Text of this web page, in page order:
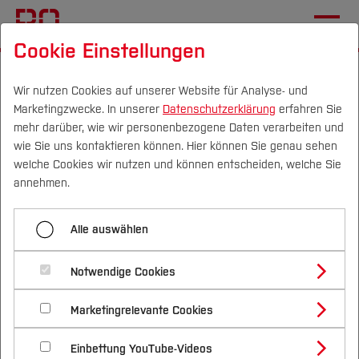
Campus Personen DE|EN Quicklinks
Studium
Studienangebote
Bachelorstudiengänge
Masterstudiengänge
Vor dem Studium
Bewerben & Einschreiben
Bewerbungsportal
Im Studium
Studienbüros und Prüfungen
Nach dem Studium
Forschung & Transfer
Profil
Forschungs- und Transferprofil
Schwerpunkte (FuT)
Beratung & Förderung
Nachhaltigkeit
Nachhaltigkeit studieren
International
Mechatronik und Maschinenbau
Team Team
Dipl.-Ing. Dirk Mohr
Lehr-/Fachgebiet:
und Technische Bildverarbeitung
Labor für Steuerungstechnik und
Technische Bildverarbeitung
Funktionen
Cookie Einstellungen
Wir nutzen Cookies auf unserer Website für Analyse- und
Marketingzwecke. In unserer Datenschutzerklärung erfahren Sie
mehr darüber, wie wir personenbezogene Daten verarbeiten und
wie Sie uns kontaktieren können. Hier können Sie genau sehen
welche Cookies wir nutzen und können entscheiden, welche Sie
annehmen.
Alle auswählen
Notwendige Cookies
Marketingrelevante Cookies
Einbettung YouTube-Videos